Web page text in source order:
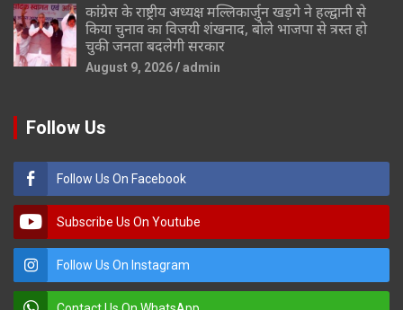
कांग्रेस के राष्ट्रीय अध्यक्ष मल्लिकार्जुन खड़गे ने हल्द्वानी से
किया चुनाव का विजयी शंखनाद, बोले भाजपा से त्रस्त हो
चुकी जनता बदलेगी सरकार
August 9, 2026 admin
Follow Us
Follow Us On Facebook
Subscribe Us On Youtube
Follow Us On Instagram